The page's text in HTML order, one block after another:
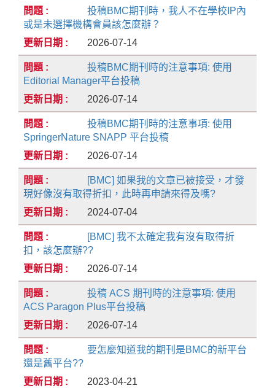
投稿BMC期刊時，我人不在學校IP內
或是未選擇機構會員該怎麼辦？
2026-07-14
投稿BMC期刊時的注意事項: 使用
Editorial Manager平台投稿
2026-07-14
投稿BMC期刊時的注意事項: 使用
SpringerNature SNAPP 平台投稿
2026-07-14
[BMC] 如果我的文章已被接受，才發
現好像沒有取得折扣，此時再申請來得及嗎?
2024-07-04
[BMC] 我不太確定我有沒有取得折
扣，該怎麼辦??
2026-07-14
投稿 ACS 期刊時的注意事項: 使用
ACS Paragon Plus平台投稿
2026-07-14
要怎麼知道我的期刊是BMC的新平台
還是舊平台??
2023-04-21